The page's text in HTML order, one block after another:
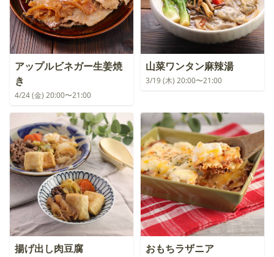
アップルビネガー生姜焼
き
4/24 (金) 20:00〜21:00
山菜ワンタン麻辣湯
3/19 (木) 20:00〜21:00
揚げ出し肉豆腐 おもちラザニア